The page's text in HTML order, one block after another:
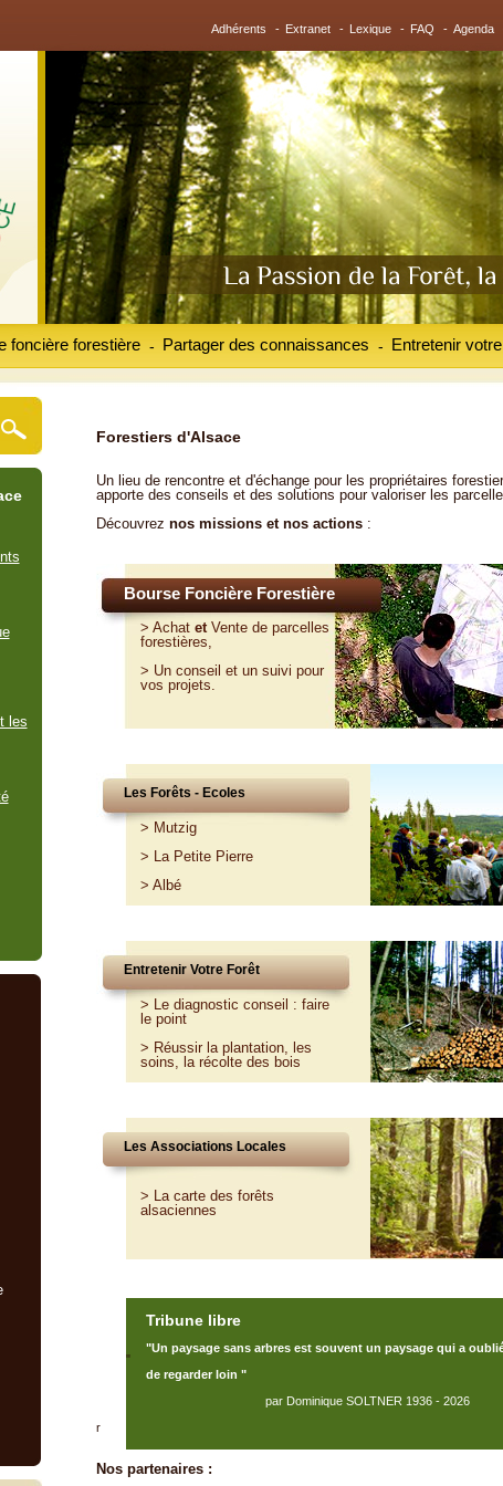
Adhérents - Extranet - Lexique - FAQ - Agenda
foncière forestière Partager des connaissances
- Entretenir
-
Forestiers d'Alsace
Un lieu de rencontre et d'échange pour les propriétaires
apporte des conseils et des solutions pour valoriser les
Découvrez nos missions et nos actions:
Bourse Foncière Forestière
> Achatet Ventede parcelles
forestières,
> Un conseil et un suivi pour
vos projets.
Les Forêts - Ecoles
> Mutzig
> La Petite Pierre
> Albé
Entretenir Votre Forêt
> Le diagnostic conseil : faire
le point
> Réussir la plantation, les
soins, la récolte des bois
Les Associations Locales
> La carte des forêts
alsaciennes
"
Tribune libre
"Un paysage sans arbres est souvent un paysage qui a
de regarder loin "
par Dominique SOLTNER 1936 - 2026
r
Nos partenaires :
les